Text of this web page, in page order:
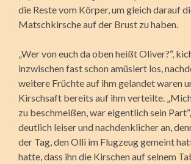
die Reste vom Körper, um gleich darauf
Matschkirsche auf der Brust zu haben.
„Wer von euch da oben heißt Oliver?“,
inzwischen fast schon amüsiert los,
weitere Früchte auf ihm gelandet waren
Kirschsaft bereits auf ihm verteilte.
zu beschmeißen, war eigentlich sein
deutlich leiser und nachdenklicher an,
der Tag, den Olli im Flugzeug gemeint
hatte, dass ihn die Kirschen auf seinem